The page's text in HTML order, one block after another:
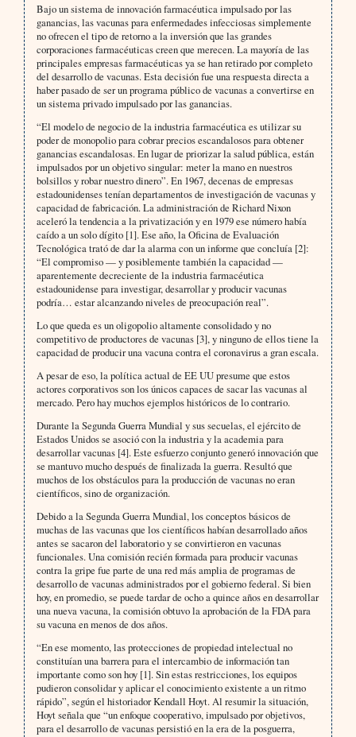
Bajo un sistema de innovación farmacéutica impulsado por las
ganancias, las vacunas para enfermedades infecciosas simplemente
no ofrecen el tipo de retorno a la inversión que las grandes
corporaciones farmacéuticas creen que merecen. La mayoría de las
principales empresas farmacéuticas ya se han retirado por completo
del desarrollo de vacunas. Esta decisión fue una respuesta directa a
haber pasado de ser un programa público de vacunas a convertirse en
un sistema privado impulsado por las ganancias.
“El modelo de negocio de la industria farmacéutica es utilizar su
poder de monopolio para cobrar precios escandalosos para obtener
ganancias escandalosas. En lugar de priorizar la salud pública, están
impulsados por un objetivo singular: meter la mano en nuestros
bolsillos y robar nuestro dinero”. En 1967, decenas de empresas
estadounidenses tenían departamentos de investigación de vacunas y
capacidad de fabricación. La administración de Richard Nixon
aceleró la tendencia a la privatización y en 1979 ese número había
caído a un solo dígito [1]. Ese año, la Oficina de Evaluación
Tecnológica trató de dar la alarma con un informe que concluía [2]:
“El compromiso — y posiblemente también la capacidad —
aparentemente decreciente de la industria farmacéutica
estadounidense para investigar, desarrollar y producir vacunas
podría… estar alcanzando niveles de preocupación real”.
Lo que queda es un oligopolio altamente consolidado y no
competitivo de productores de vacunas [3], y ninguno de ellos tiene la
capacidad de producir una vacuna contra el coronavirus a gran escala.
A pesar de eso, la política actual de EE UU presume que estos
actores corporativos son los únicos capaces de sacar las vacunas al
mercado. Pero hay muchos ejemplos históricos de lo contrario.
Durante la Segunda Guerra Mundial y sus secuelas, el ejército de
Estados Unidos se asoció con la industria y la academia para
desarrollar vacunas [4]. Este esfuerzo conjunto generó innovación que
se mantuvo mucho después de finalizada la guerra. Resultó que
muchos de los obstáculos para la producción de vacunas no eran
científicos, sino de organización.
Debido a la Segunda Guerra Mundial, los conceptos básicos de
muchas de las vacunas que los científicos habían desarrollado años
antes se sacaron del laboratorio y se convirtieron en vacunas
funcionales. Una comisión recién formada para producir vacunas
contra la gripe fue parte de una red más amplia de programas de
desarrollo de vacunas administrados por el gobierno federal. Si bien
hoy, en promedio, se puede tardar de ocho a quince años en desarrollar
una nueva vacuna, la comisión obtuvo la aprobación de la FDA para
su vacuna en menos de dos años.
“En ese momento, las protecciones de propiedad intelectual no
constituían una barrera para el intercambio de información tan
importante como son hoy [1]. Sin estas restricciones, los equipos
pudieron consolidar y aplicar el conocimiento existente a un ritmo
rápido”, según el historiador Kendall Hoyt. Al resumir la situación,
Hoyt señala que “un enfoque cooperativo, impulsado por objetivos,
para el desarrollo de vacunas persistió en la era de la posguerra,